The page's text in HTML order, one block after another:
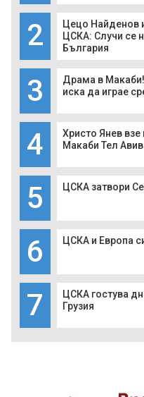
2
Цецо Найденов
ЦСКА: Случи се
България
3
Драма в Макаби!
иска да играе
4
Христо Янев
Макаби Тел Авив
5 ЦСКА затвори
6 ЦСКА и Европа
7
ЦСКА гостува
Грузия